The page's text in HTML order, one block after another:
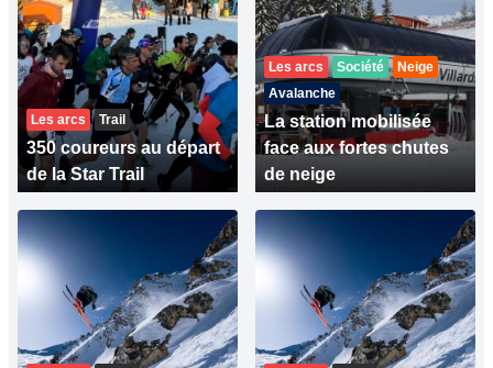
Les arcs Trail
350 coureurs au départ
de la Star Trail
Les arcs Société
Neige
Avalanche
La station mobilisée
face aux fortes chutes
de neige